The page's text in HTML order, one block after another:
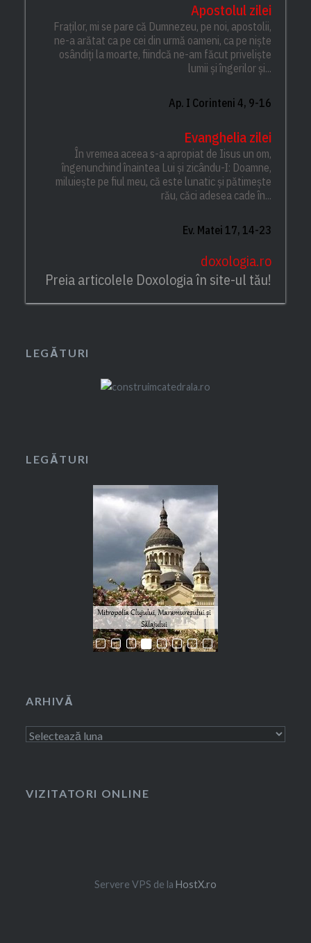
Apostolul zilei
Fraților, mi se pare că Dumnezeu, pe noi, apostolii,
ne-a arătat ca pe cei din urmă oameni, ca pe niște
osândiți la moarte, fiindcă ne-am făcut priveliște
lumii și îngerilor și...
Ap. I Corinteni 4, 9-16
Evanghelia zilei
În vremea aceea s-a apropiat de Iisus un om,
îngenunchind înaintea Lui și zicându-I: Doamne,
miluiește pe fiul meu, că este lunatic și pătimește
rău, căci adesea cade în...
Ev. Matei 17, 14-23
doxologia.ro
Preia articolele Doxologia în site-ul tău!
LEGĂTURI
LEGĂTURI
ARHIVĂ
Arhivă
VIZITATORI ONLINE
Servere VPS de la HostX.ro